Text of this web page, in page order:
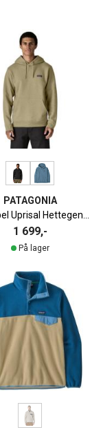
PATAGONIA
1 699,-
På lager